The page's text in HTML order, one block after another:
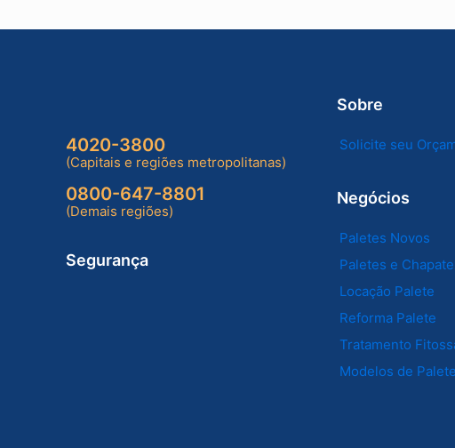
4020-3800
(Capitais e regiões metropolitanas)
0800-647-8801
(Demais regiões)
Segurança
Sobre
Solicite seu
Negócios
Paletes Novos
Paletes e
Locação Palete
Reforma Palete
Tratamento
Modelos de